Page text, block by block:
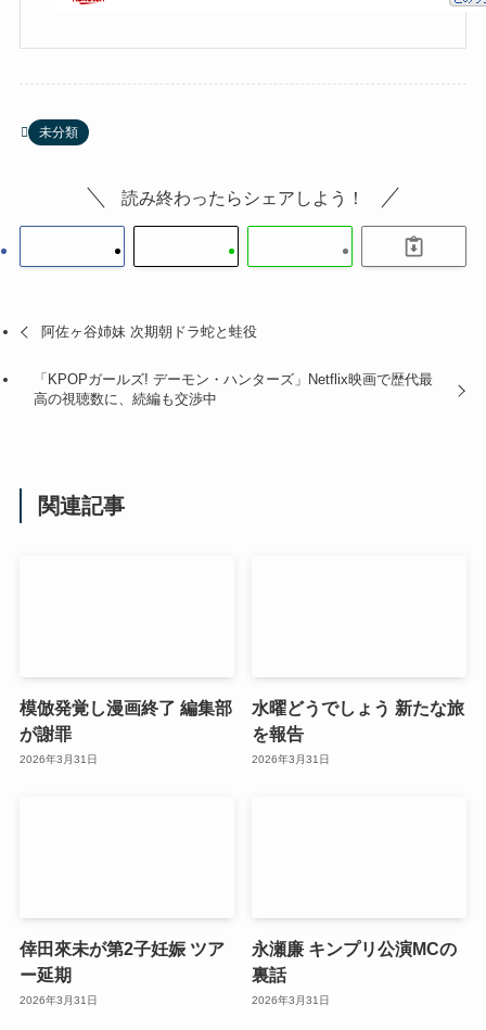
未分類
読み終わったらシェアしよう！
阿佐ヶ谷姉妹 次期朝ドラ蛇と蛙役
「KPOPガールズ! デーモン・ハンターズ」Netflix映画で歴代最
高の視聴数に、続編も交渉中
関連記事
模倣発覚し漫画終了 編集部
が謝罪
2026年3月31日
水曜どうでしょう 新たな旅
を報告
2026年3月31日
倖田來未が第2子妊娠 ツア
ー延期
2026年3月31日
永瀬廉 キンプリ公演MCの
裏話
2026年3月31日